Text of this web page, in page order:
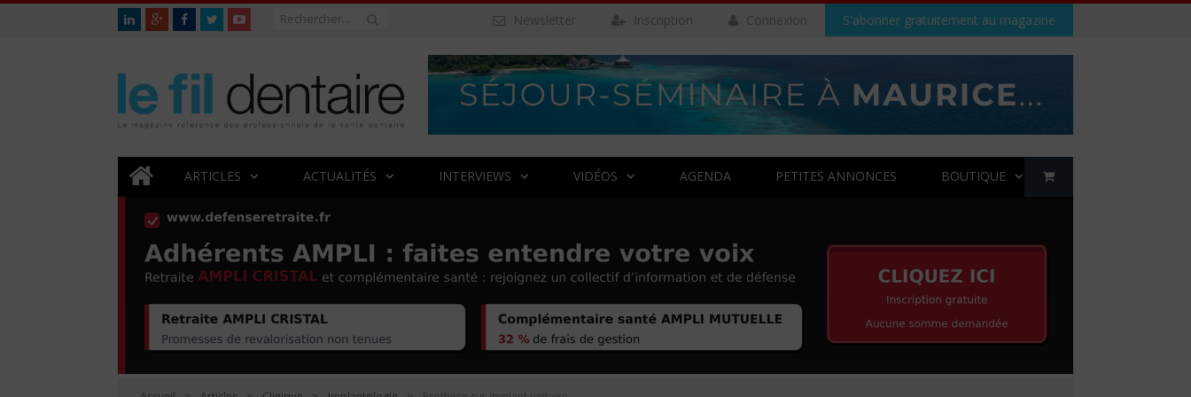
S'abonner gratuitement au magazine
Connexion
Inscription
Newsletter
ARTICLES ACTUALITÉS INTERVIEWS VIDÉOS AGENDA PETITES ANNONCES BOUTIQUE